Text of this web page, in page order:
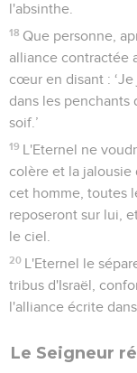
l'absinthe.
18 Que personne,
alliance contractée
cœur en disant :
dans les
soif.’
19 L'Eternel ne
colère et la jalousie
cet homme, toutes
reposeront sur lui,
le ciel.
20 L'Eternel le
tribus d'Israël,
l'alliance écrite
Le Seigneur